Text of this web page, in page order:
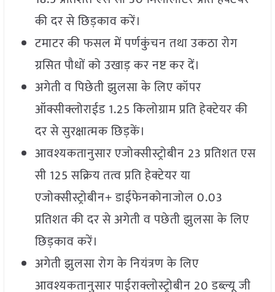
की दर से छिड़काव करें।
टमाटर की फसल में पर्णकुंचन तथा उकठा रोग
ग्रसित पौधों को उखाड़ कर नष्ट कर दें।
अगेती व पिछेती झुलसा के लिए कॉपर
ऑक्सीक्लोराईड 1.25 किलोग्राम प्रति हेक्टेयर की
दर से सुरक्षात्मक छिड़कें।
आवश्यकतानुसार एजोक्सीस्ट्रोबीन 23 प्रतिशत एस
सी 125 सक्रिय तत्व प्रति हेक्टेयर या
एजोक्सीस्ट्रोबीन+ डाईफेनकोनाजोल 0.03
प्रतिशत की दर से अगेती व पछेती झुलसा के लिए
छिड़काव करें।
अगेती झुलसा रोग के नियंत्रण के लिए
आवश्यकतानुसार पाईराक्लोस्ट्रोबीन 20 डब्ल्यू जी